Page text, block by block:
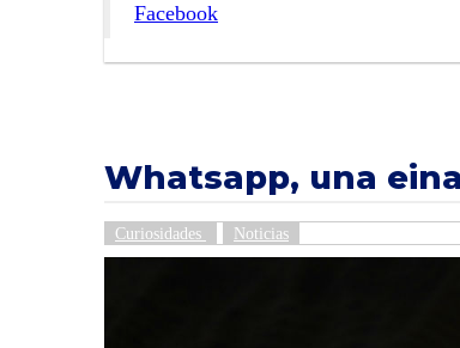
Facebook
Whatsapp, una
Curiosidades Noticias